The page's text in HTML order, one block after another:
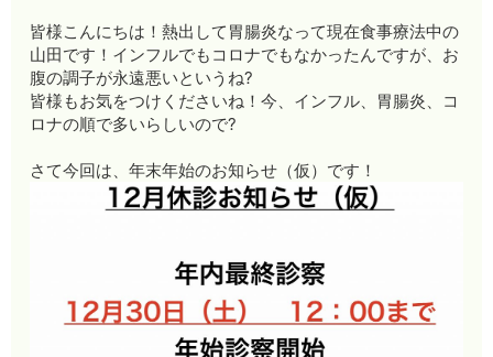
皆様こんにちは！熱出して胃腸炎なって現在食事療法中の
山田です！インフルでもコロナでもなかったんですが、お
腹の調子が永遠悪いというね?
皆様もお気をつけくださいね！今、インフル、胃腸炎、コ
ロナの順で多いらしいので?
さて今回は、年末年始のお知らせ（仮）です！